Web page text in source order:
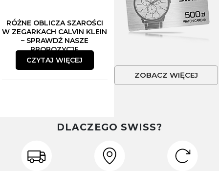
RÓŻNE OBLICZA SZAROŚCI
W ZEGARKACH CALVIN KLEIN
– SPRAWDŹ NASZE
PROPOZYCJE
CZYTAJ WIĘCEJ
ZOBACZ WIĘCEJ
DLACZEGO SWISS?